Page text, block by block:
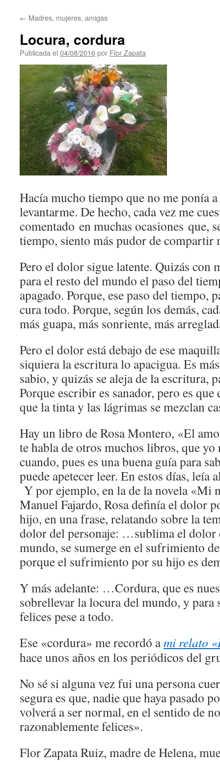
← Madres, mujeres, amigas
Locura, cordura
Publicada el 04/08/2016por Flor Zapata
Hacía mucho tiempo que no me ponía
levantarme. De hecho, cada vez me
comentado en muchas ocasiones que,
tiempo, siento más pudor de compartir
Pero el dolor sigue latente. Quizás con
para el resto del mundo el paso del
apagado. Porque, ese paso del tiempo,
cura todo. Porque, según los demás,
más guapa, más sonriente, más
Pero el dolor está debajo de ese
siquiera la escritura lo apacigua. Es
sabio, y quizás se aleja de la escritura,
Porque escribir es sanador, pero es que
que la tinta y las lágrimas se mezclan
Hay un libro de Rosa Montero, «El
te habla de otros muchos libros, que yo
cuando, pues es una buena guía para
puede apetecer leer. En estos días, leía
Y por ejemplo, en la de la novela «Mi
Manuel Fajardo, Rosa definía el dolor
hijo, en una frase, relatando sobre la
dolor del personaje: …sublima el dolor
mundo, se sumerge en el sufrimiento
porque el sufrimiento por su hijo es
Y más adelante: …Cordura, que es
sobrellevar la locura del mundo, y para
felices pese a todo.
Ese «cordura» me recordó ami relato
hace unos años en los periódicos del
No sé si alguna vez fui una persona
segura es que, nadie que haya pasado
volverá a ser normal, en el sentido de
razonablemente felices».
Flor Zapata Ruiz, madre de Helena,